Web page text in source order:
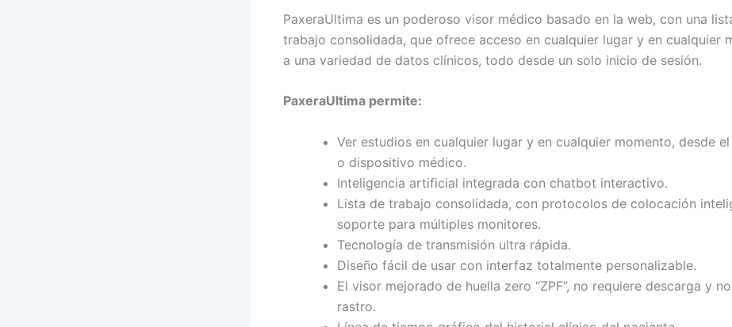
PaxeraUltima es un poderoso visor médico basado en la web, con una
trabajo consolidada, que ofrece acceso en cualquier lugar y en cualquier
a una variedad de datos clínicos, todo desde un solo inicio de sesión.
PaxeraUltima permite:
Ver estudios en cualquier lugar y en cualquier momento, desde
o dispositivo médico.
Inteligencia artificial integrada con chatbot interactivo.
Lista de trabajo consolidada, con protocolos de colocación
soporte para múltiples monitores.
Tecnología de transmisión ultra rápida.
Diseño fácil de usar con interfaz totalmente personalizable.
El visor mejorado de huella zero “ZPF”, no requiere descarga y
rastro.